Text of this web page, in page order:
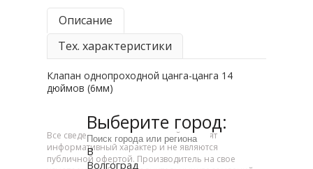
Описание
Тех. характеристики
Клапан однопроходной цанга-цанга 14
дюймов (6мм)
Все сведения, указанные на сайте, носят
информативный характер и не являются
публичной офертой. Производитель на свое
Выберите город:
В
Волгоград